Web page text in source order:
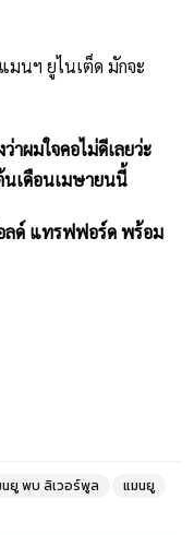
นฯ ยูไนเต็ด มักจะ
าผมใจคอไม่ดีเลยว่ะ
นเดือนเมษายนนี้
ลด์ แทรฟฟอร์ด พร้อม
ยู พบ ลิเวอร์พูล
แมนยู